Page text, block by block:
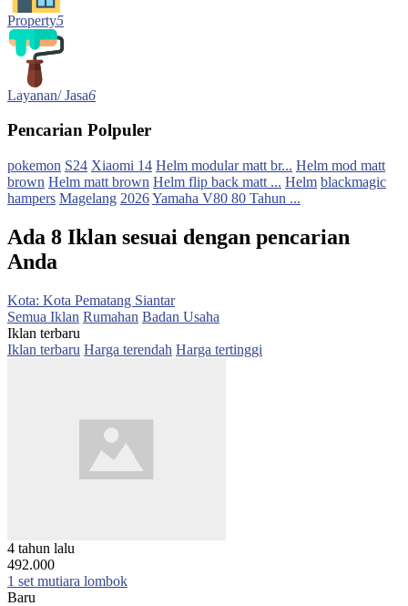
Property5
Layanan/ Jasa6
Pencarian Polpuler
pokemon S24 Xiaomi 14 Helm modular matt br... Helm mod matt
brown Helm matt brown Helm flip back matt ... Helm blackmagic
hampers Magelang 2026Yamaha V80 80 Tahun ...
Ada 8 Iklan sesuai dengan pencarian
Anda
Kota: Kota Pematang Siantar
Semua Iklan Rumahan Badan Usaha
Iklan terbaru
Iklan terbaru Harga terendah Harga tertinggi
4 tahun lalu
492.000
1 set mutiara lombok
Baru